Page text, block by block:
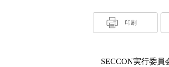
印刷
SECCON実行委員